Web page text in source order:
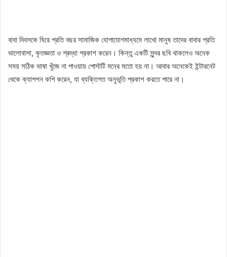
বাবা দিবসকে ঘিরে প্রতি বছর সামাজিক যোগাযোগমাধ্যমে লাখো মানুষ তাদের বাবার প্রতি
ভালোবাসা, কৃতজ্ঞতা ও শ্রদ্ধা প্রকাশ করেন। কিন্তু একটি সুন্দর ছবি থাকলেও অনেক
সময় সঠিক ভাষা খুঁজে না পাওয়ায় পোস্টটি মনের মতো হয় না। আবার অনেকেই ইন্টারনেট
থেকে ক্যাপশন কপি করেন, যা ব্যক্তিগত অনুভূতি প্রকাশ করতে পারে না।